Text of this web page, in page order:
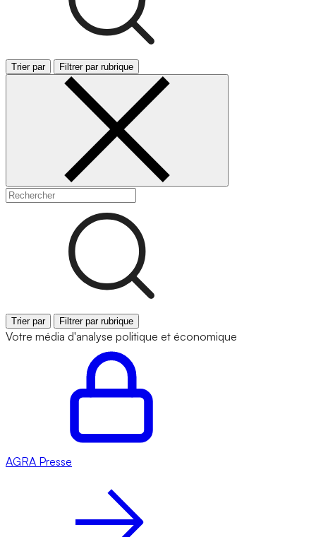
Trier par Filtrer par rubrique
Trier par Filtrer par rubrique
Votre média d'analyse politique et économique
AGRA Presse